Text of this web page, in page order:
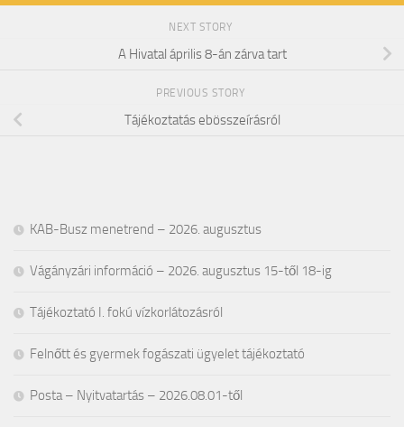
NEXT STORY
A Hivatal április 8-án zárva tart
PREVIOUS STORY
Tájékoztatás ebösszeírásról
KAB-Busz menetrend – 2026. augusztus
Vágányzári információ – 2026. augusztus 15-től 18-ig
Tájékoztató I. fokú vízkorlátozásról
Felnőtt és gyermek fogászati ügyelet tájékoztató
Posta – Nyitvatartás – 2026.08.01-től